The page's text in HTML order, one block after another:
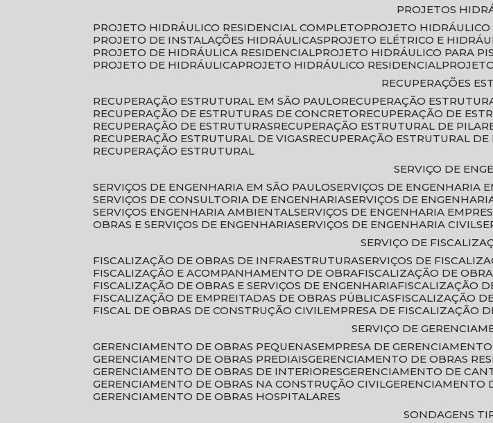
PROJETOS
PROJETO HIDRÁULICO RESIDENCIAL COMPLETO
PROJETO
PROJETO DE INSTALAÇÕES HIDRÁULICAS
PROJETO ELÉTRICO E
PROJETO DE HIDRÁULICA RESIDENCIAL
PROJETO HIDRÁULICO PARA
PROJETO DE HIDRÁULICA
PROJETO HIDRÁULICO RESIDENCIAL
RECUPERAÇÕES
RECUPERAÇÃO ESTRUTURAL EM SÃO PAULO
RECUPERAÇÃO
RECUPERAÇÃO DE ESTRUTURAS DE CONCRETO
RECUPERAÇÃO DE
RECUPERAÇÃO DE ESTRUTURAS
RECUPERAÇÃO ESTRUTURAL DE
RECUPERAÇÃO ESTRUTURAL DE VIGAS
RECUPERAÇÃO ESTRUTURAL DE
RECUPERAÇÃO ESTRUTURAL
SERVIÇO DE
SERVIÇOS DE ENGENHARIA EM SÃO PAULO SERVIÇOS DE ENGENHARIA
SERVIÇOS DE CONSULTORIA DE ENGENHARIA SERVIÇOS DE
SERVIÇOS ENGENHARIA AMBIENTAL SERVIÇOS DE ENGENHARIA
OBRAS E SERVIÇOS DE ENGENHARIA SERVIÇOS DE ENGENHARIA CIVIL
SERVIÇO DE
FISCALIZAÇÃO DE OBRAS DE INFRAESTRUTURA SERVIÇOS DE
FISCALIZAÇÃO E ACOMPANHAMENTO DE OBRA FISCALIZAÇÃO DE
FISCALIZAÇÃO DE OBRAS E SERVIÇOS DE ENGENHARIA FISCALIZAÇÃO
FISCALIZAÇÃO DE EMPREITADAS DE OBRAS PÚBLICAS
FISCALIZAÇÃO
FISCAL DE OBRAS DE CONSTRUÇÃO CIVIL EMPRESA DE FISCALIZAÇÃO
SERVIÇO DE
GERENCIAMENTO DE OBRAS PEQUENAS
EMPRESA DE
GERENCIAMENTO DE OBRAS PREDIAIS
GERENCIAMENTO DE OBRAS
GERENCIAMENTO DE OBRAS DE INTERIORES
GERENCIAMENTO DE
GERENCIAMENTO DE OBRAS NA CONSTRUÇÃO CIVIL
GERENCIAMENTO DE OBRAS HOSPITALARES
SONDAGENS